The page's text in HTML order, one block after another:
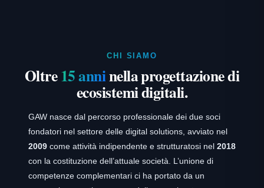
CHI SIAMO
Oltre15 anninella progettazione di
ecosistemi digitali.
GAW nasce dal percorso professionale dei due soci
fondatori nel settore delle digital solutions, avviato nel
2009 come attività indipendente e strutturatosi nel 2018
con la costituzione dell’attuale società. L’unione di
competenze complementari ci ha portato da un